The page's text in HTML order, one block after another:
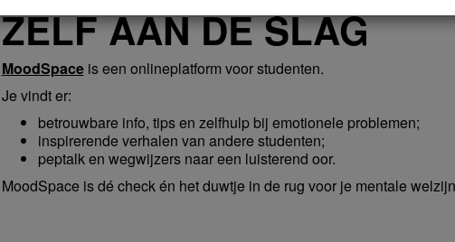
ZELF AAN DE SLAG
MoodSpaceis een onlineplatform voor studenten.
Je vindt er:
betrouwbare info, tips en zelfhulp bij emotionele problemen;
inspirerende verhalen van andere studenten;
peptalk en wegwijzers naar een luisterend oor.
MoodSpace is dé check én het duwtje in de rug voor je mentale